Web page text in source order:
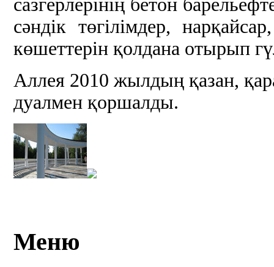
сазгерлерінің бетон
сәндік төгілімдер,
көшеттерін қолдана отырып
Аллея 2010 жылдың қазан,
дуалмен қоршалды.
Меню